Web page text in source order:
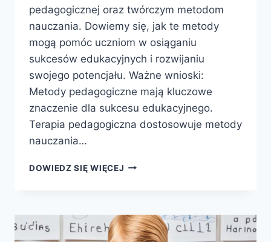
pedagogicznej oraz twórczym metodom
nauczania. Dowiemy się, jak te metody
mogą pomóc uczniom w osiąganiu
sukcesów edukacyjnych i rozwijaniu
swojego potencjału. Ważne wnioski:
Metody pedagogiczne mają kluczowe
znaczenie dla sukcesu edukacyjnego.
Terapia pedagogiczna dostosowuje metody
nauczania…
DOWIEDZ SIĘ WIĘCEJ METODY
DO
SUKCESU